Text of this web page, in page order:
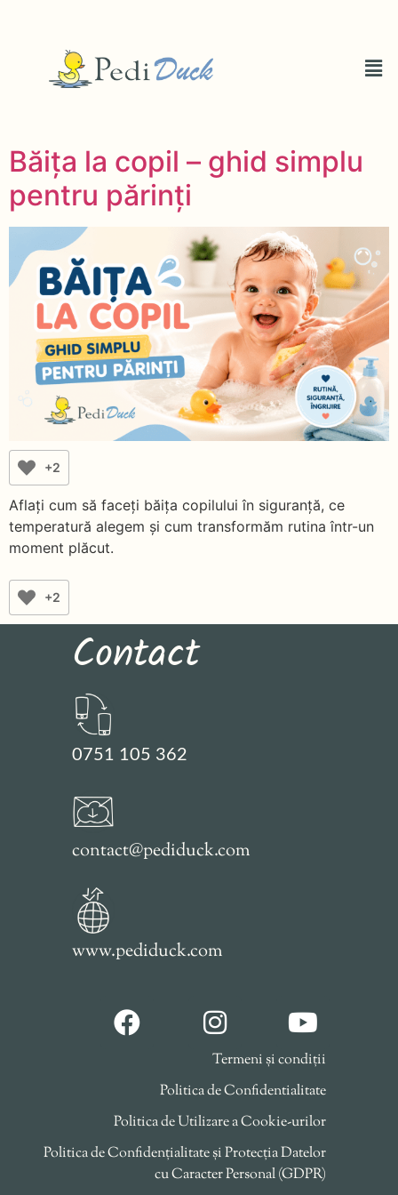
Băița la copil – ghid simplu
pentru părinți
+2
Aflați cum să faceți băița copilului în siguranță, ce
temperatură alegem și cum transformăm rutina într-un
moment plăcut.
+2
Contact
0751 105 362
contact@pediduck.com
www.pediduck.com
Termeni și condiții
Politica de Confidentialitate
Politica de Utilizare a Cookie-urilor
Politica de Confidențialitate și Protecția Datelor
cu Caracter Personal (GDPR)